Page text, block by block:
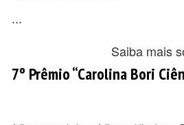
...
Saiba mais
7º Prêmio “Carolina Bori